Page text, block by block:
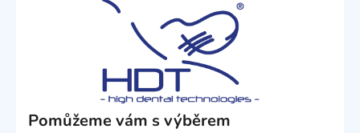
Pomůžeme vám s výběrem